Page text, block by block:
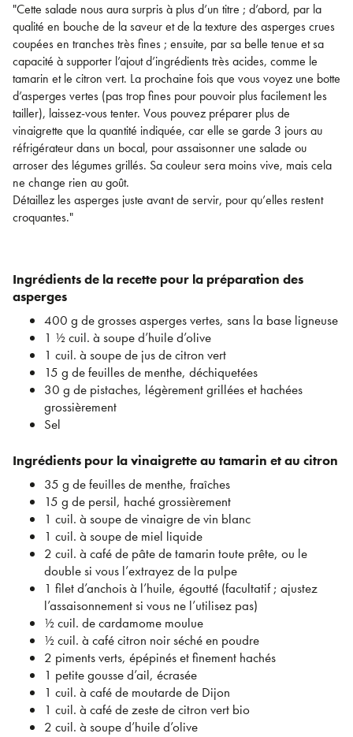
"Cette salade nous aura surpris à plus d’un titre ; d’abord, par la
qualité en bouche de la saveur et de la texture des asperges crues
coupées en tranches très fines ; ensuite, par sa belle tenue et sa
capacité à supporter l’ajout d’ingrédients très acides, comme le
tamarin et le citron vert. La prochaine fois que vous voyez une botte
d’asperges vertes (pas trop fines pour pouvoir plus facilement les
tailler), laissez-vous tenter. Vous pouvez préparer plus de
vinaigrette que la quantité indiquée, car elle se garde 3 jours au
réfrigérateur dans un bocal, pour assaisonner une salade ou
arroser des légumes grillés. Sa couleur sera moins vive, mais cela
ne change rien au goût.
Détaillez les asperges juste avant de servir, pour qu’elles restent
croquantes."
Ingrédients de la recette pour la préparation des
asperges
400 g de grosses asperges vertes, sans la base ligneuse
1 ½ cuil. à soupe d’huile d’olive
1 cuil. à soupe de jus de citron vert
15 g de feuilles de menthe, déchiquetées
30 g de pistaches, légèrement grillées et hachées
grossièrement
Sel
Ingrédients pour la vinaigrette au tamarin et au citron
35 g de feuilles de menthe, fraîches
15 g de persil, haché grossièrement
1 cuil. à soupe de vinaigre de vin blanc
1 cuil. à soupe de miel liquide
2 cuil. à café de pâte de tamarin toute prête, ou le
double si vous l’extrayez de la pulpe
1 filet d’anchois à l’huile, égoutté (facultatif ; ajustez
l’assaisonnement si vous ne l’utilisez pas)
½ cuil. de cardamome moulue
½ cuil. à café citron noir séché en poudre
2 piments verts, épépinés et finement hachés
1 petite gousse d’ail, écrasée
1 cuil. à café de moutarde de Dijon
1 cuil. à café de zeste de citron vert bio
2 cuil. à soupe d’huile d’olive